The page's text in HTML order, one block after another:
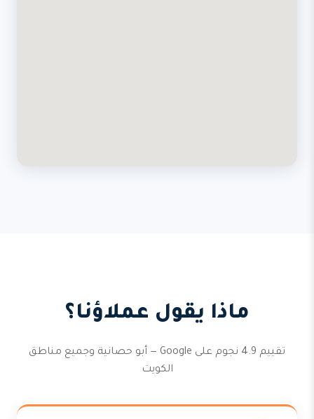
ماذا يقول عملاؤنا؟
تقييم 4.9 نجوم على Google — أبو حصانية وجميع مناطق
الكويت